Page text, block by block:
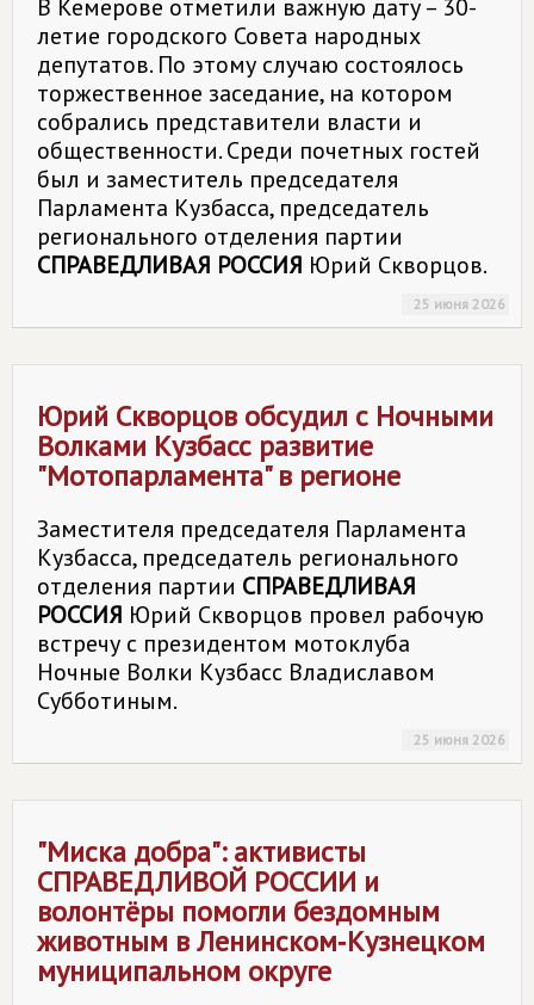
В Кемерове отметили важную дату – 30-
летие городского Совета народных
депутатов. По этому случаю состоялось
торжественное заседание, на котором
собрались представители власти и
общественности. Среди почетных гостей
был и заместитель председателя
Парламента Кузбасса, председатель
регионального отделения партии
СПРАВЕДЛИВАЯ РОССИЯ Юрий Скворцов.
25 июня 2026
Юрий Скворцов обсудил с Ночными
Волками Кузбасс развитие
"Мотопарламента" в регионе
Заместителя председателя Парламента
Кузбасса, председатель регионального
отделения партии СПРАВЕДЛИВАЯ
РОССИЯ Юрий Скворцов провел рабочую
встречу с президентом мотоклуба
Ночные Волки Кузбасс Владиславом
Субботиным.
25 июня 2026
"Миска добра": активисты
СПРАВЕДЛИВОЙ РОССИИ и
волонтёры помогли бездомным
животным в Ленинском‑Кузнецком
муниципальном округе